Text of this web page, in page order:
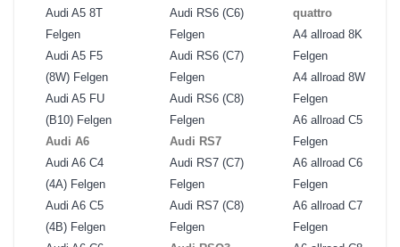
Audi A5 8T
Felgen
Audi A5 F5
(8W) Felgen
Audi A5 FU
(B10) Felgen
Audi A6
Audi A6 C4
(4A) Felgen
Audi A6 C5
(4B) Felgen
Audi RS6 (C6)
Felgen
Audi RS6 (C7)
Felgen
Audi RS6 (C8)
Felgen
Audi RS7
Audi RS7 (C7)
Felgen
Audi RS7 (C8)
Felgen
quattro
A4 allroad 8K
Felgen
A4 allroad 8W
Felgen
A6 allroad C5
Felgen
A6 allroad C6
Felgen
A6 allroad C7
Felgen